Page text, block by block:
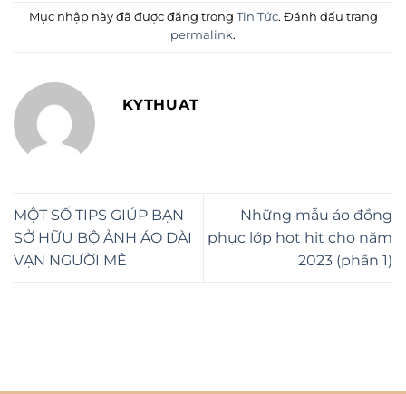
Mục nhập này đã được đăng trong Tin Tức. Đánh dấu trang
permalink.
KYTHUAT
MỘT SỐ TIPS GIÚP BẠN
SỞ HỮU BỘ ẢNH ÁO DÀI
VẠN NGƯỜI MÊ
Những mẫu áo đồng
phục lớp hot hit cho năm
2023 (phần 1)